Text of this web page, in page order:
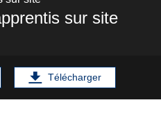
sur site
Télécharger